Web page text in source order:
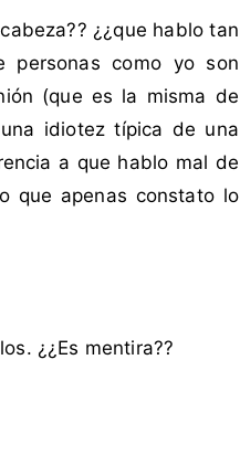
¿¿que hablo tan
personas como yo son
(que es la misma de
idiotez típica de una
a que hablo mal de
que apenas constato lo
¿¿Es mentira??